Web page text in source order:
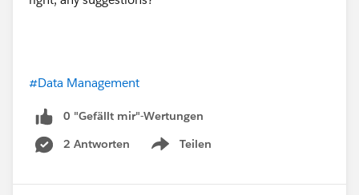
#Data Management
0 "Gefällt mir"-Wertungen
2 Antworten
Teilen
Show menu